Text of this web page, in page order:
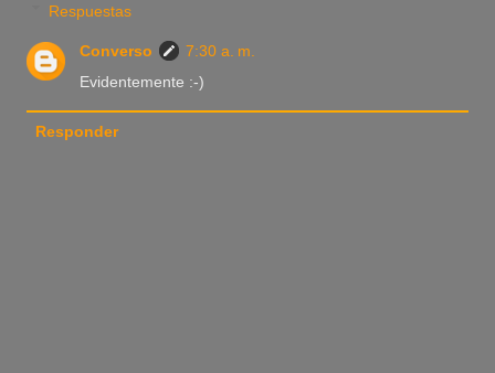
Respuestas
Converso
7:30 a. m.
Evidentemente :-)
Responder